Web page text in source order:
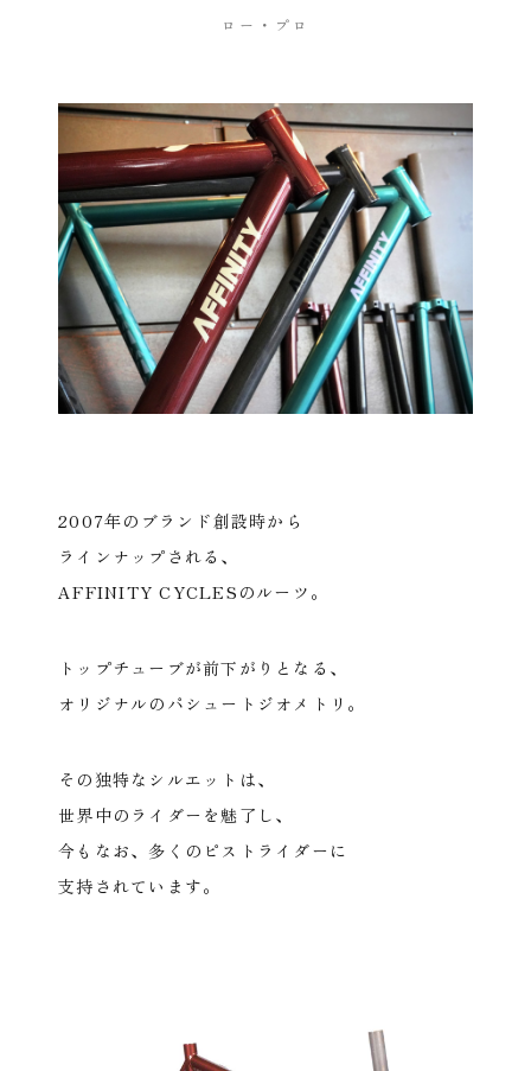
ロー・プロ
2007年のブランド創設時から
ラインナップされる、
AFFINITY CYCLESのルーツ。
トップチューブが前下がりとなる、
オリジナルのパシュートジオメトリ。
その独特なシルエットは、
世界中のライダーを魅了し、
今もなお、多くのピストライダーに
支持されています。